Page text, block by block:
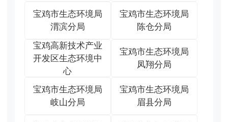
宝鸡市生态环境局
渭滨分局
宝鸡市生态环境局
陈仓分局
宝鸡高新技术产业
开发区生态环境中
心
宝鸡市生态环境局
凤翔分局
宝鸡市生态环境局
岐山分局
宝鸡市生态环境局
眉县分局